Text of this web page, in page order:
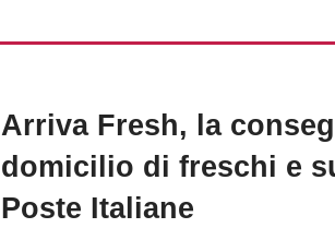
l’inondazione sono impregnati
quindi ad altissimo rischio di
perché in 48 ore si sviluppano
Arriva Fresh, la
domicilio di freschi e
Poste Italiane